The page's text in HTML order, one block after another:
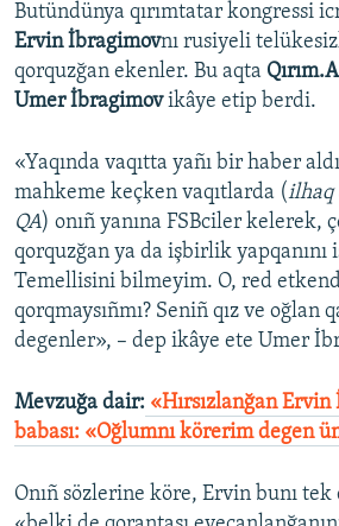
RFE/RS bütün saytları
Butündünya qırımtatar kongressi
Ervin İbragimovnı rusiyeli
qorquzğan ekenler. Bu aqta
Umer İbragimovikâye etip berdi.
«Yaqında vaqıtta yañı bir haber
mahkeme keçken vaqıtlarda (ilhaq
QA) onıñ yanına FSBciler kelerek,
qorquzğan ya da işbirlik yapqanını
Temellisini bilmeyim. O, red
qorqmaysıñmı? Seniñ qız ve oğlan
degenler», – dep ikâye ete Umer
Mevzuğa dair: «Hırsızlanğan
babası: «Oğlumnı körerim degen
Onıñ sözlerine köre, Ervin bunı tek